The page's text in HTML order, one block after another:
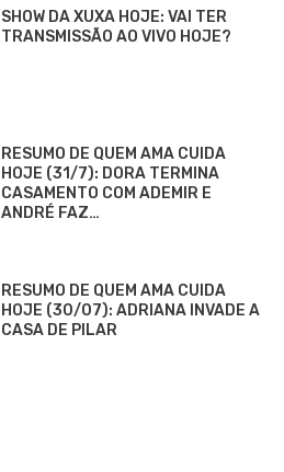
SHOW DA XUXA HOJE: VAI TER
TRANSMISSÃO AO VIVO HOJE?
RESUMO DE QUEM AMA CUIDA
HOJE (31/7): DORA TERMINA
CASAMENTO COM ADEMIR E
ANDRÉ FAZ…
RESUMO DE QUEM AMA CUIDA
HOJE (30/07): ADRIANA INVADE A
CASA DE PILAR